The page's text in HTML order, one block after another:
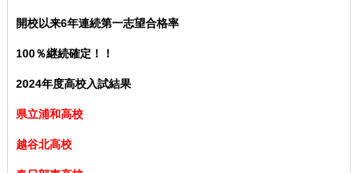
開校以来6年連続第一志望合格率
100％継続確定！！
2024年度高校入試結果
県立浦和高校
越谷北高校